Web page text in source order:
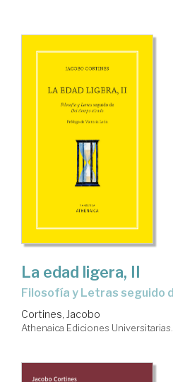
La edad ligera, II
Filosofía y Letras seguido
Cortines, Jacobo
Athenaica Ediciones